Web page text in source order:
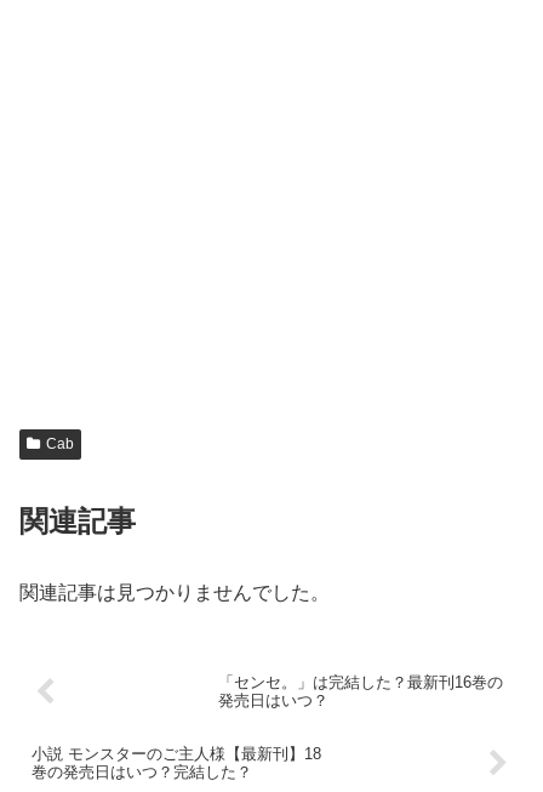
Cab
関連記事
関連記事は見つかりませんでした。
「センセ。」は完結した？最新刊16巻の
発売日はいつ？
小説 モンスターのご主人様【最新刊】18
巻の発売日はいつ？完結した？